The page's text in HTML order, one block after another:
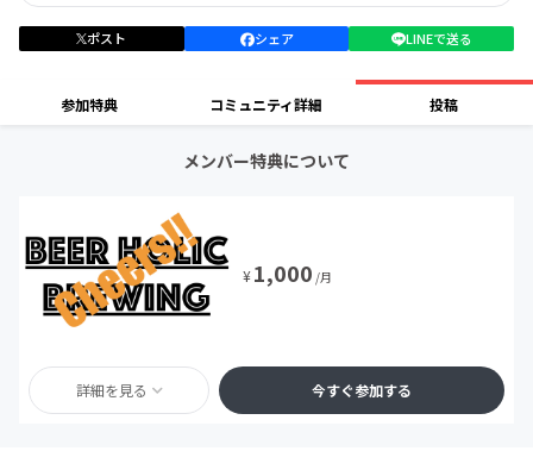
ポスト シェア LINEで送る
参加特典 コミュニティ詳細 投稿
メンバー特典について
¥1,000 /月
詳細を見る 今すぐ参加する